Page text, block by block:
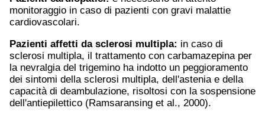
monitoraggio in caso di pazienti con gravi malattie
cardiovascolari.
Pazienti affetti da sclerosi multipla: in caso di
sclerosi multipla, il trattamento con carbamazepina per
la nevralgia del trigemino ha indotto un peggioramento
dei sintomi della sclerosi multipla, dell'astenia e della
capacità di deambulazione, risoltosi con la sospensione
dell'antiepilettico (Ramsaransing et al., 2000).